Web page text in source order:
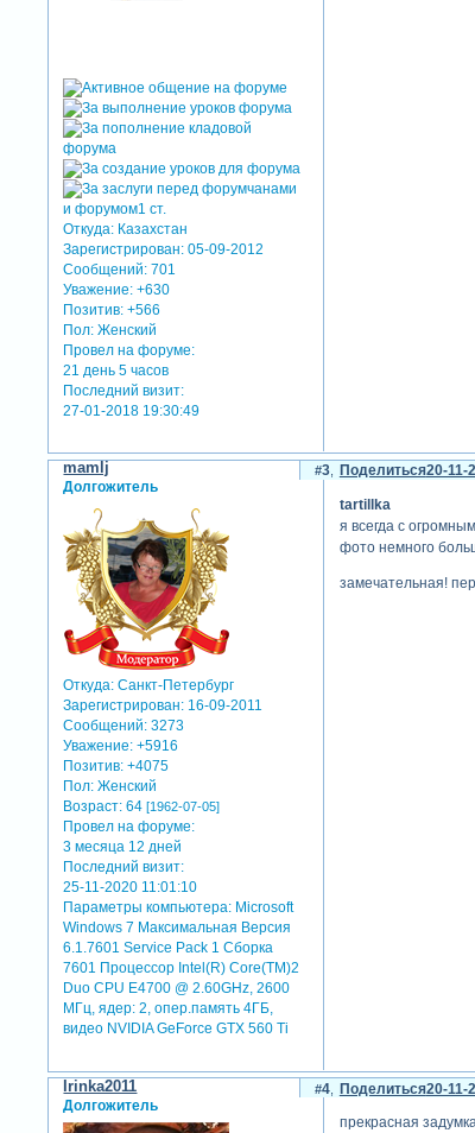
Откуда: Казахстан
Зарегистрирован: 05-09-2012
Сообщений: 701
Уважение: +630
Позитив: +566
Пол: Женский
Провел на форуме:
21 день 5 часов
Последний визит:
27-01-2018 19:30:49
Поделиться
3 20-11-
mamlj
Долгожитель
Откуда: Санкт-Петербург
Зарегистрирован: 16-09-2011
Сообщений: 3273
Уважение: +5916
Позитив: +4075
Пол: Женский
Возраст: 64[1962-07-05]
Провел на форуме:
3 месяца 12 дней
Последний визит:
25-11-2020 11:01:10
Параметры компьютера: Microsoft
Windows 7 Максимальная Версия
6.1.7601 Service Pack 1 Сборка
7601 Процессор Intel(R) Core(TM)2
Duo CPU E4700 @ 2.60GHz, 2600
МГц, ядер: 2, опер.память 4ГБ,
видео NVIDIA GeForce GTX 560 Ti
tartillka
я всегда с
фото немного
замечательная!
Поделиться
4 20-11-
Irinka2011
Долгожитель
прекрасная